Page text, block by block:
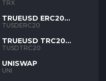
TRX
TRUEUSD ERC20
TUSD
TUSDERC20
TRUEUSD TRC20
TUSD
TUSDTRC20
UNISWAP
UNI